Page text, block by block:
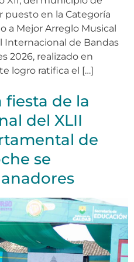
puesto en la Categoría
a Mejor Arreglo Musical
Internacional de Bandas
2026, realizado en
logro ratifica el […]
fiesta de la
del XLII
de
se